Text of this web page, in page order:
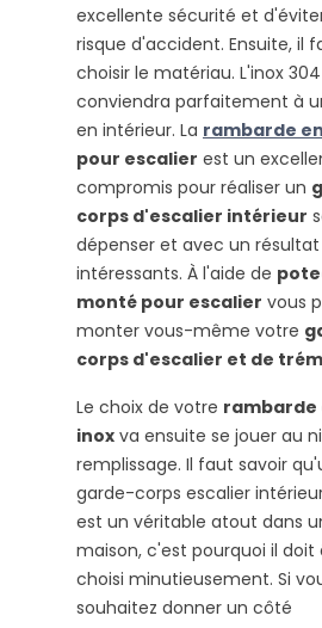
excellente sécurité et
risque d'accident. Ensuite, il
choisir le matériau. L'inox 304
conviendra parfaitement à
en intérieur. La rambarde
pour escalier est un
compromis pour réaliser un
corps d'escalier intérieur
dépenser et avec un résultat
intéressants. À l'aide de
monté pour escalier vous
monter vous-même votre
corps d'escalier et de
Le choix de votre rambarde
inox va ensuite se jouer au
remplissage. Il faut savoir
garde-corps escalier
est un véritable atout dans
maison, c'est pourquoi il doit
choisi minutieusement. Si
souhaitez donner un côté